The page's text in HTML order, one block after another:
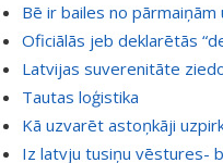
Bē ir bailes no
Oficiālās jeb deklarētās
Latvijas suverenitāte
Tautas loģistika
Kā uzvarēt astoņkāji
Iz latvju tusiņu vēstures-